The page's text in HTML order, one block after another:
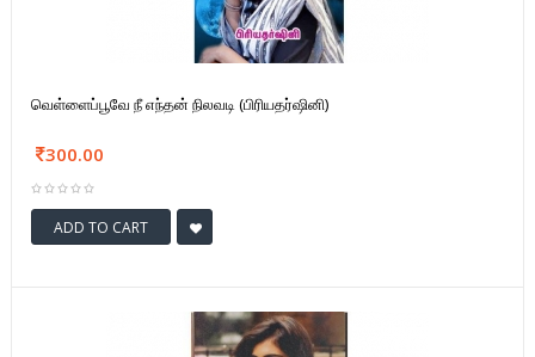
வெள்ளைப்பூவே நீ எந்தன் நிலவடி (பிரியதர்ஷினி)
300.00
ADD TO CART